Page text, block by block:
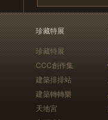
珍藏特展
珍藏特展
CCC創作集
建築排排站
建築轉轉樂
天地宮